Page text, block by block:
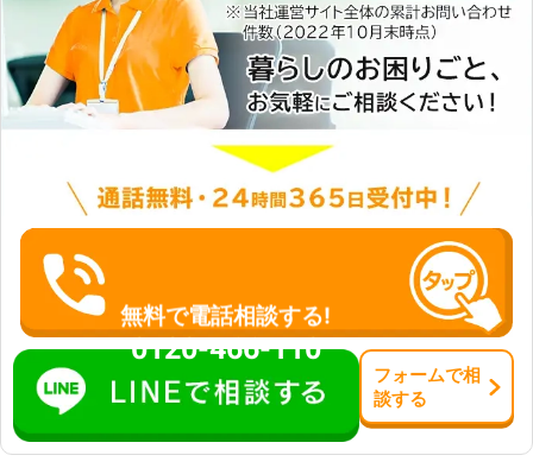
無料で電話相談する!
0120-466-110
フォームで相
談する